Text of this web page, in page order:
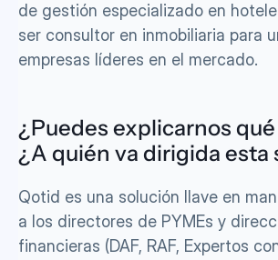
de gestión especializado en
ser consultor en inmobiliaria para
empresas líderes en el mercado.
¿Puedes explicarnos
¿A quién va dirigida esta
Qotid es una solución llave en
a los directores de PYMEs y
financieras (DAF, RAF, Expertos